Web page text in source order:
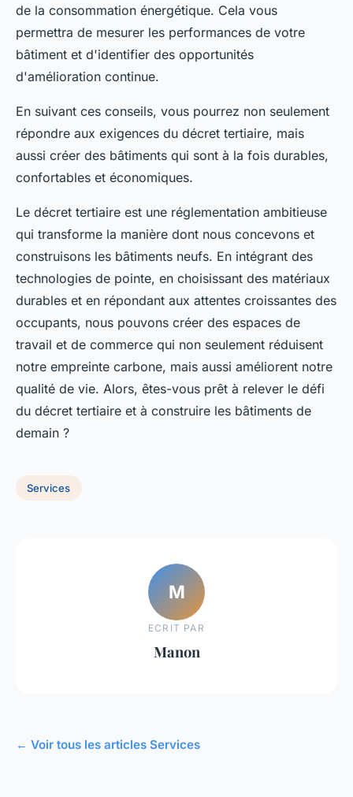
de la consommation énergétique. Cela vous
permettra de mesurer les performances de votre
bâtiment et d'identifier des opportunités
d'amélioration continue.
En suivant ces conseils, vous pourrez non seulement
répondre aux exigences du décret tertiaire, mais
aussi créer des bâtiments qui sont à la fois durables,
confortables et économiques.
Le décret tertiaire est une réglementation ambitieuse
qui transforme la manière dont nous concevons et
construisons les bâtiments neufs. En intégrant des
technologies de pointe, en choisissant des matériaux
durables et en répondant aux attentes croissantes des
occupants, nous pouvons créer des espaces de
travail et de commerce qui non seulement réduisent
notre empreinte carbone, mais aussi améliorent notre
qualité de vie. Alors, êtes-vous prêt à relever le défi
du décret tertiaire et à construire les bâtiments de
demain ?
Services
M
ECRIT PAR
Manon
← Voir tous les articles Services